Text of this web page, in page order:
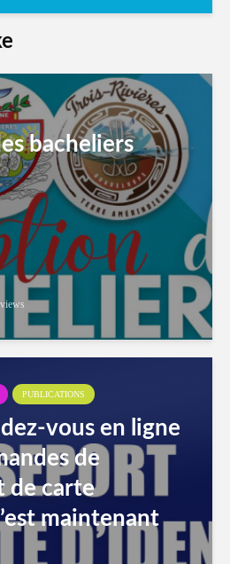
bacheliers
PUBLICATIONS
vous en ligne
de
de carte
maintenant